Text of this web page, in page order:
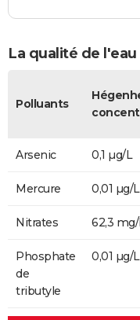
La qualité de
Polluants
Arsenic 0,1 µg/L
Mercure 0,01 µg/L
Nitrates 62,3
Phosphate
de
tributyle
0,01 µg/L